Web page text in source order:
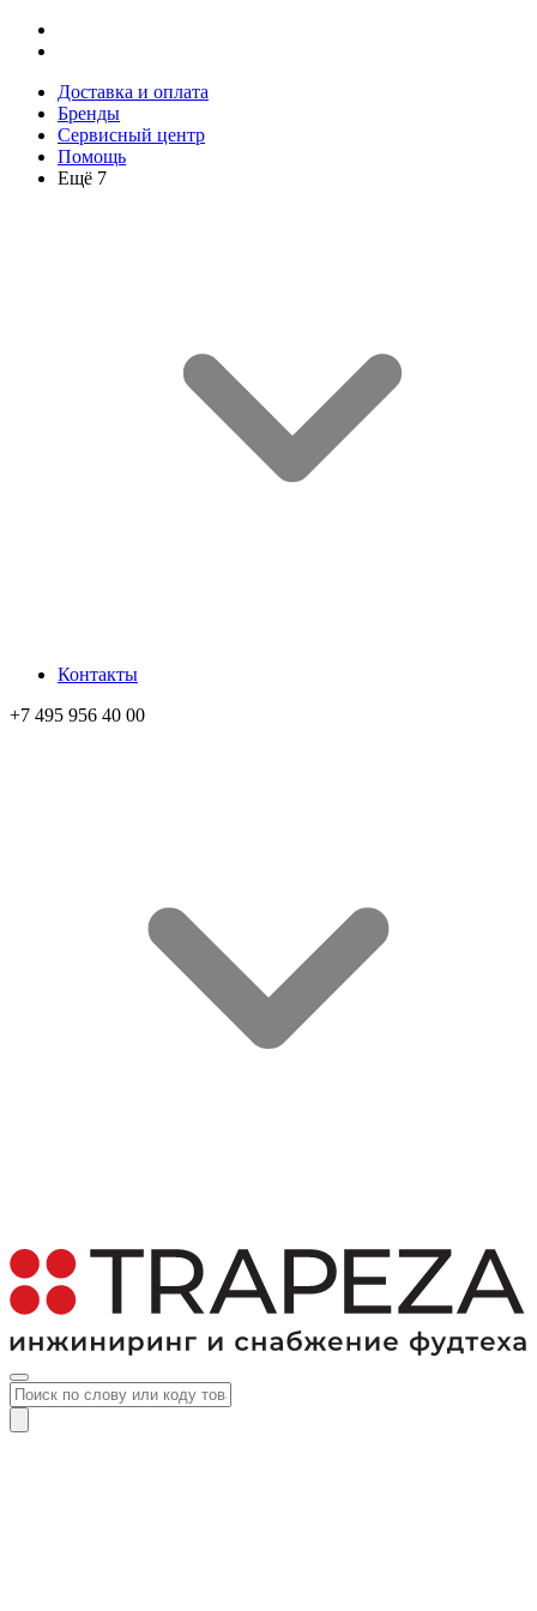
Доставка и оплата
Бренды
Сервисный центр
Помощь
Ещё 7
Контакты
+7 495 956 40 00